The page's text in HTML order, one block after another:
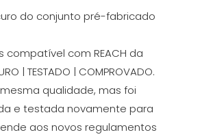
do conjunto pré-fabricado
compatível com REACH da
| TESTADO | COMPROVADO.
qualidade, mas foi
e testada novamente para
aos novos regulamentos